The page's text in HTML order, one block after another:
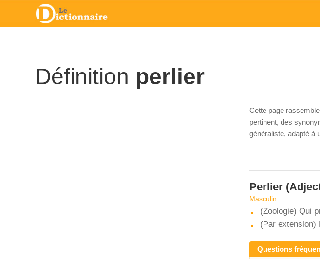
Définition perlier
Cette page
pertinent, des
généraliste, adapté à
Perlier
Masculin
(Zoologie) Qui
(Par extension)
Questions